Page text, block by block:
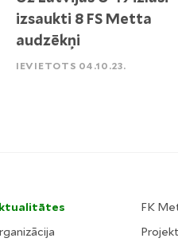
izsaukti 8 FS Metta
audzēkņi
IEVIETOTS 04.10.23.
FK